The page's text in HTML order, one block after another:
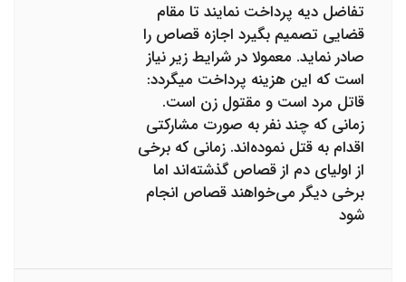
تفاضل دیه پرداخت نمایند تا مقام
قضایی تصمیم بگیرد اجازه قصاص را
صادر نماید. معمولا در شرایط زیر نیاز
است که این هزینه پرداخت می­گردد:
قاتل مرد است و مقتول زن است.
زمانی که چند نفر به صورت مشارکتی
اقدام به قتل نموده‌اند. زمانی که برخی
از اولیای دم از قصاص گذشته‌اند اما
برخی دیگر می‌خواهند قصاص انجام
شود